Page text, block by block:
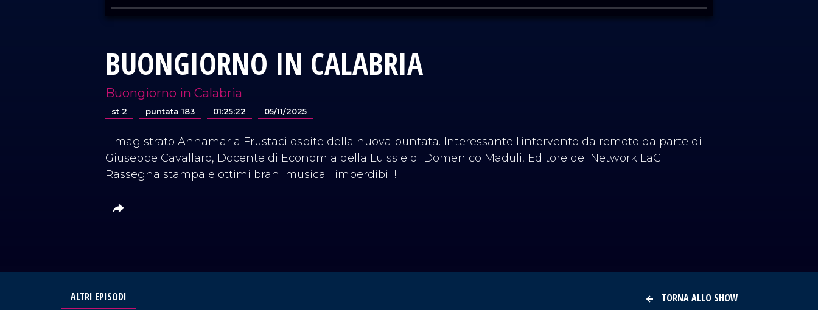
BUONGIORNO IN CALABRIA
Buongiorno in Calabria
st 2 puntata 183 01:25:22 05/11/2025
Il magistrato Annamaria Frustaci ospite della nuova puntata. Interessante l'intervento da remoto da parte di
Giuseppe Cavallaro, Docente di Economia della Luiss e di Domenico Maduli, Editore del Network LaC.
Rassegna stampa e ottimi brani musicali imperdibili!
TORNA ALLO SHOW
ALTRI EPISODI